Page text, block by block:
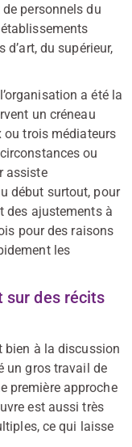
personnels du
d’art, du supérieur,
a été la
un créneau
ou trois médiateurs
ou
assiste
début surtout, pour
des ajustements à
pour des raisons
les
sur des récits
bien à la discussion
un gros travail de
première approche
est aussi très
ce qui laisse